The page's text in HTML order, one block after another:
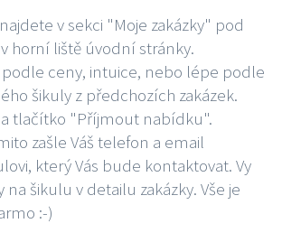
v sekci "Moje zakázky" pod
horní liště úvodní stránky.
ceny, intuice, nebo lépe podle
šikuly z předchozích zakázek.
tlačítko "Příjmout nabídku".
zašle Váš telefon a email
který Vás bude kontaktovat. Vy
šikulu v detailu zakázky. Vše je
:-)